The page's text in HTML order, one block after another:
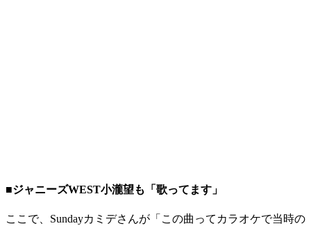
■ジャニーズWEST小瀧望も「歌ってます」
ここで、Sundayカミデさんが「この曲ってカラオケで当時の